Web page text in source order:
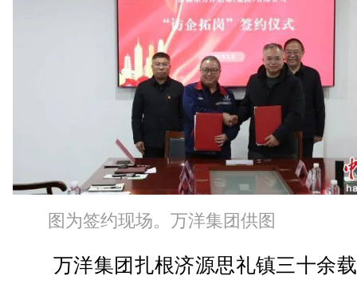
图为签约现场。万洋集团供图
万洋集团扎根济源思礼镇三十余